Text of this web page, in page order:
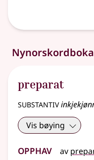
Nynorskordboka
preparat
substantiv
Vis bøying
Opphav av